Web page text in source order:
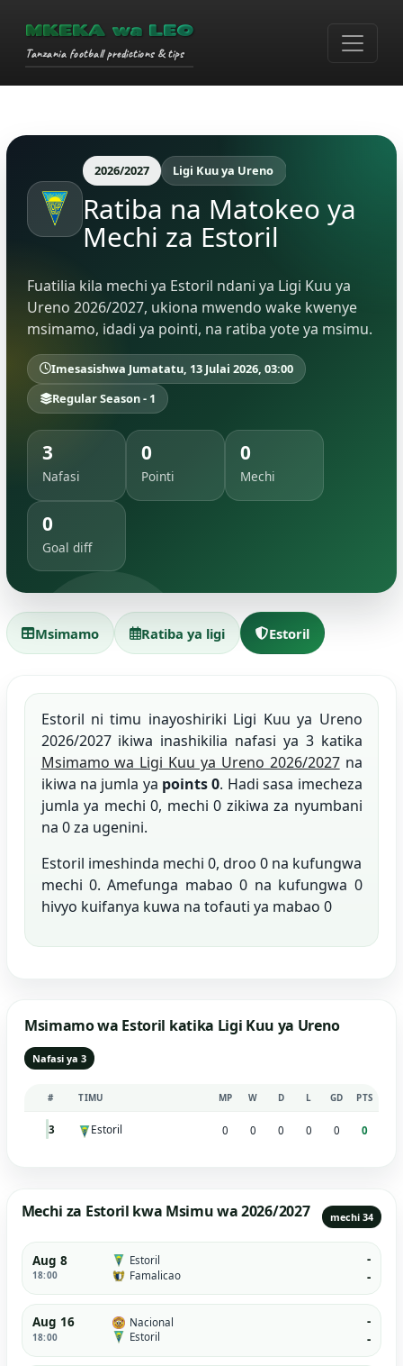
MKEKA wa LEO
Tanzania football predictions & tips
2026/2027 Ligi Kuu ya Ureno
Ratiba na Matokeo ya
Mechi za Estoril
Fuatilia kila mechi ya Estoril ndani ya Ligi Kuu ya
Ureno 2026/2027, ukiona mwendo wake kwenye
msimamo, idadi ya pointi, na ratiba yote ya msimu.
Imesasishwa Jumatatu, 13 Julai 2026, 03:00
Regular Season - 1
3
Nafasi
0
Pointi
0
Mechi
0
Goal diff
Msimamo Ratiba ya ligi Estoril
Estoril ni timu inayoshiriki Ligi Kuu ya Ureno
2026/2027 ikiwa inashikilia nafasi ya 3 katika
Msimamo wa Ligi Kuu ya Ureno 2026/2027na
ikiwa na jumla ya points 0. Hadi sasa imecheza
jumla ya mechi 0, mechi 0 zikiwa za nyumbani
na 0 za ugenini.
Estoril imeshinda mechi 0, droo 0 na kufungwa
mechi 0. Amefunga mabao 0 na kufungwa 0
hivyo kuifanya kuwa na tofauti ya mabao 0
Msimamo wa Estoril katika Ligi Kuu ya Ureno
Nafasi ya 3
# TIMU MP W D L GD PTS
3 Estoril 0 0 0 0 0 0
Mechi za Estoril kwa Msimu wa 2026/2027 mechi 34
Aug 8
18:00
Estoril
Famalicao
-
-
Aug 16
18:00
Nacional
Estoril
-
-